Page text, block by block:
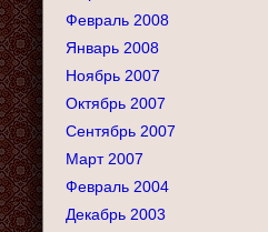
Февраль 2008
Январь 2008
Ноябрь 2007
Октябрь 2007
Сентябрь 2007
Март 2007
Февраль 2004
Декабрь 2003